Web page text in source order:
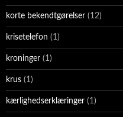
korte bekendtgørelser (12)
krisetelefon (1)
kroninger (1)
krus (1)
kærlighedserklæringer (1)